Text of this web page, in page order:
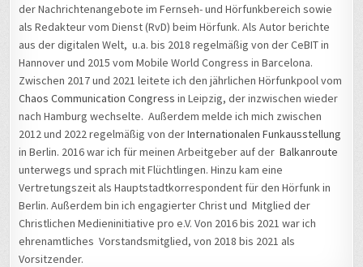
der Nachrichtenangebote im Fernseh- und Hörfunkbereich sowie
als Redakteur vom Dienst (RvD) beim Hörfunk. Als Autor berichte
aus der digitalen Welt, u.a. bis 2018 regelmäßig von der CeBIT in
Hannover und 2015 vom Mobile World Congress in Barcelona.
Zwischen 2017 und 2021 leitete ich den jährlichen Hörfunkpool vom
Chaos Communication Congress in Leipzig, der inzwischen wieder
nach Hamburg wechselte. Außerdem melde ich mich zwischen
2012 und 2022 regelmäßig von derInternationalen Funkausstellung
in Berlin. 2016 war ich für meinen Arbeitgeber auf derBalkanroute
unterwegs und sprach mit Flüchtlingen. Hinzu kam eine
Vertretungszeit als Hauptstadtkorrespondent für den Hörfunk in
Berlin. Außerdem bin ich engagierter Christ und Mitglied der
Christlichen Medieninitiative pro e.V. Von 2016 bis 2021 war ich
ehrenamtliches Vorstandsmitglied, von 2018 bis 2021 als
Vorsitzender.